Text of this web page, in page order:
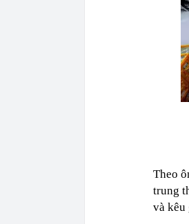
Theo
trung
và kêu